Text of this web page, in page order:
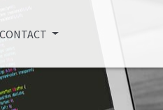
CONTACT